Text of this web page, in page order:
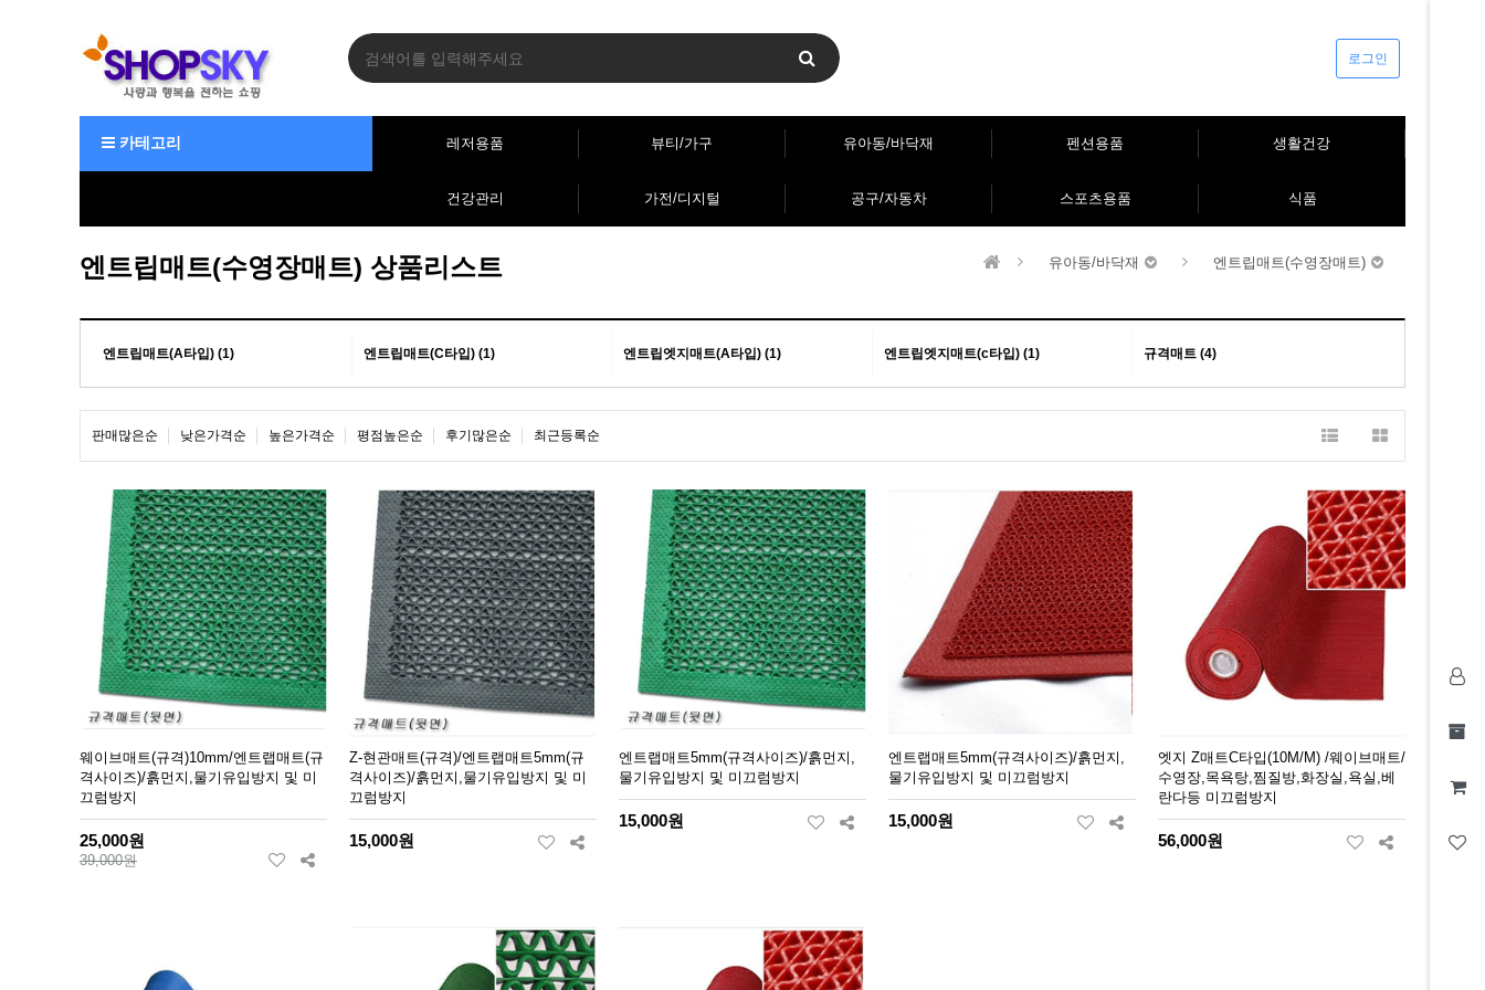
로그인
카테고리 레저용품 뷰티/가구 유아동/바닥재 펜션용품 생활건강
건강관리 가전/디지털 공구/자동차 스포츠용품 식품
엔트립매트(수영장매트) 상품리스트 유아동/바닥재 엔트립매트(수영장매트)
엔트립매트(A타입) (1) 엔트립매트(C타입) (1) 엔트립엣지매트(A타입) (1) 엔트립엣지매트(c타입) (1) 규격매트 (4)
판매많은순 낮은가격순 높은가격순 평점높은순 후기많은순 최근등록순
웨이브매트(규격)10mm/엔트랩매트(규
격사이즈)/흙먼지,물기유입방지 및 미
끄럼방지
25,000원
39,000원
Z-현관매트(규격)/엔트랩매트5mm(규
격사이즈)/흙먼지,물기유입방지 및 미
끄럼방지
15,000원
엔트랩매트5mm(규격사이즈)/흙먼지,
물기유입방지 및 미끄럼방지
15,000원
엔트랩매트5mm(규격사이즈)/흙먼지,
물기유입방지 및 미끄럼방지
15,000원
엣지 Z매트C타입(10M/M) /웨이브매트/
수영장,목욕탕,찜질방,화장실,욕실,베
란다등 미끄럼방지
56,000원